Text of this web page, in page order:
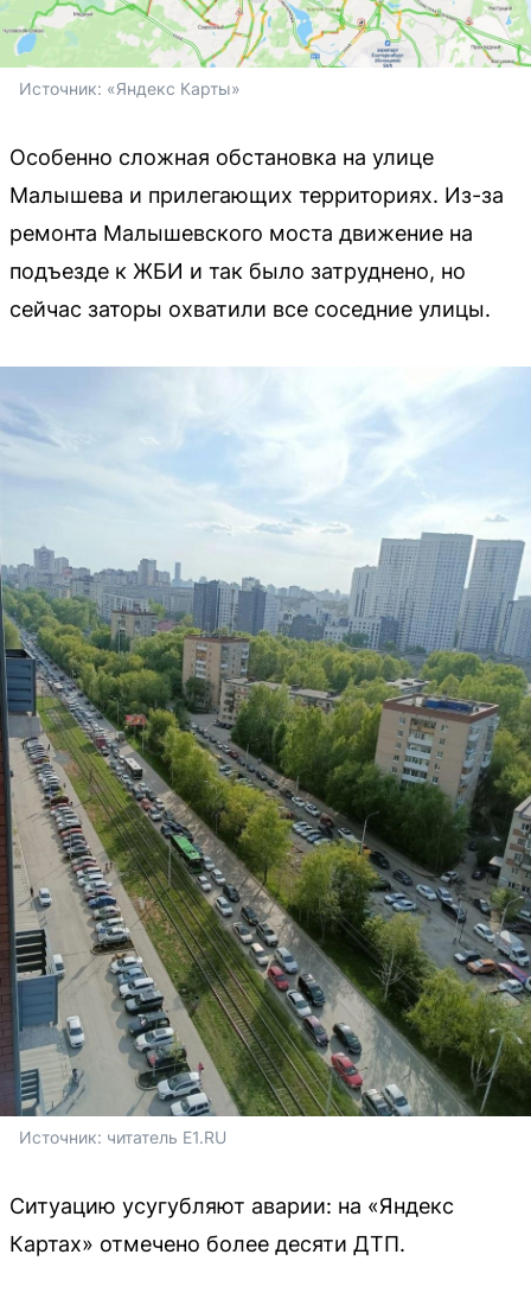
Источник: «Яндекс Карты»
Особенно сложная обстановка на улице
Малышева и прилегающих территориях. Из-за
ремонта Малышевского моста движение на
подъезде к ЖБИ и так было затруднено, но
сейчас заторы охватили все соседние улицы.
Источник: читатель E1.RU
Ситуацию усугубляют аварии: на «Яндекс
Картах» отмечено более десяти ДТП.